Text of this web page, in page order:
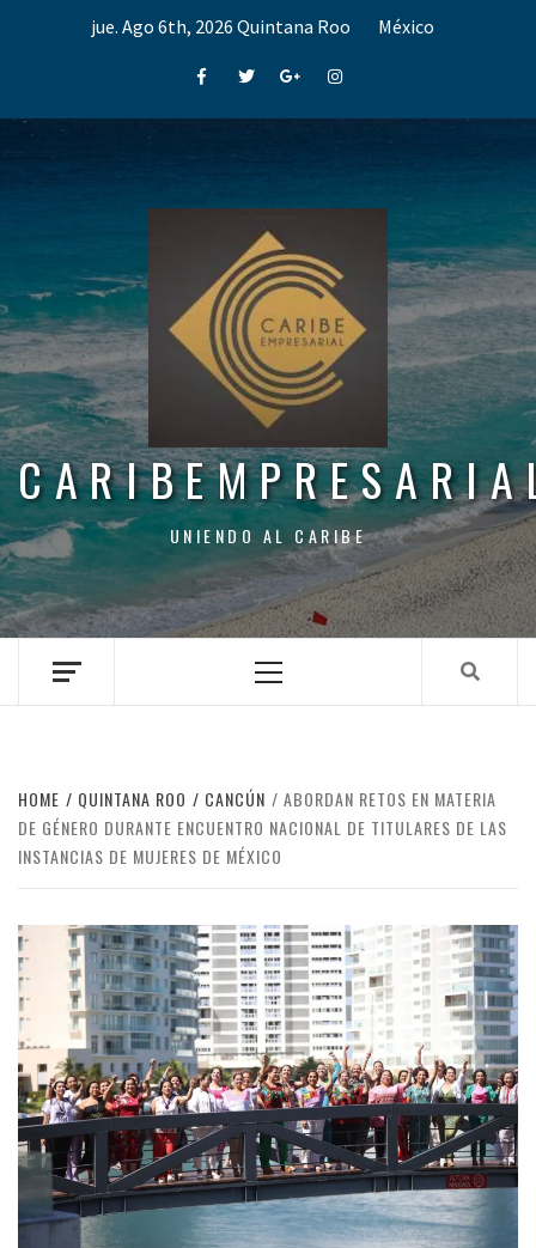
jue. Ago 6th, 2026 Quintana Roo México
FacebookTwitterGoogle+Instagram
UNIENDO AL CARIBE
Menu
HOME QUINTANA ROO CANCÚN
ABORDAN RETOS EN MATERIA
DE GÉNERO DURANTE ENCUENTRO NACIONAL DE TITULARES DE LAS
INSTANCIAS DE MUJERES DE MÉXICO